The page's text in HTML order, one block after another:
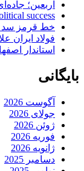
اربعین؛
success
خط قرمز سد زاینده‌رود،
فولاد ایران
استاندار
بایگانی
آگوست 2026
جولای 2026
ژوئن 2026
فوریه 2026
ژانویه 2026
دسامبر 2025